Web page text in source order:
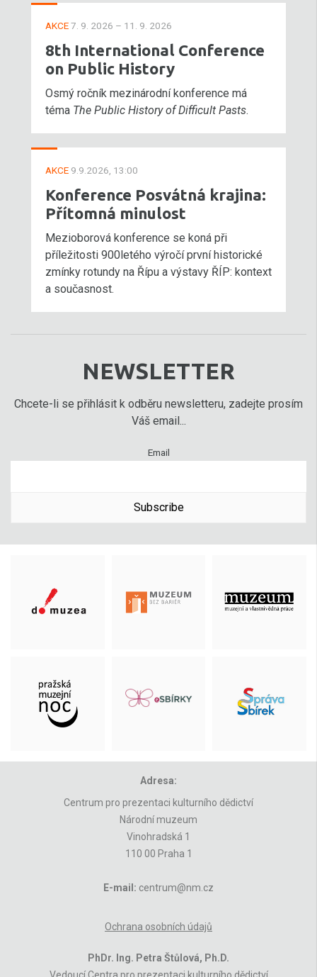
AKCE7. 9. 2026 – 11. 9. 2026
8th International Conference
on Public History
Osmý ročník mezinárodní konference má
téma The Public History of Difficult Pasts.
AKCE 9.9.2026, 13:00
Konference Posvátná krajina:
Přítomná minulost
Mezioborová konference se koná při
příležitosti 900letého výročí první historické
zmínky rotundy na Řípu a výstavy ŘÍP: kontext
a současnost.
NEWSLETTER
Chcete-li se přihlásit k odběru newsletteru, zadejte prosím
Váš email...
Email
Subscribe
Adresa:
Centrum pro prezentaci kulturního dědictví
Národní muzeum
Vinohradská 1
110 00 Praha 1
E-mail: centrum@nm.cz
Ochrana osobních údajů
PhDr. Ing. Petra Štůlová, Ph.D.
Vedoucí Centra pro prezentaci kulturního dědictví